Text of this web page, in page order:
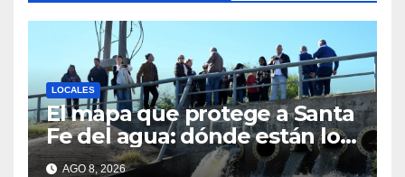
LOCALES
El mapa que protege a Santa
Fe del agua: dónde están los
54 puntos de bombeo
AGO 8, 2026